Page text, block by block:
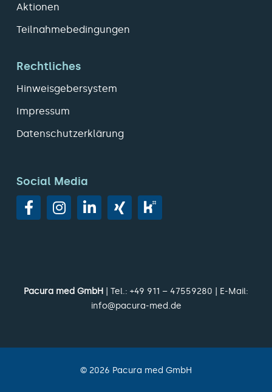
Aktionen
Teilnahmebedingungen
Rechtliches
Hinweisgebersystem
Impressum
Datenschutzerklärung
Social Media
Pacura med GmbH | Tel.: +49 911 – 47559280 | E-Mail:
info@pacura-med.de
© 2026 Pacura med GmbH